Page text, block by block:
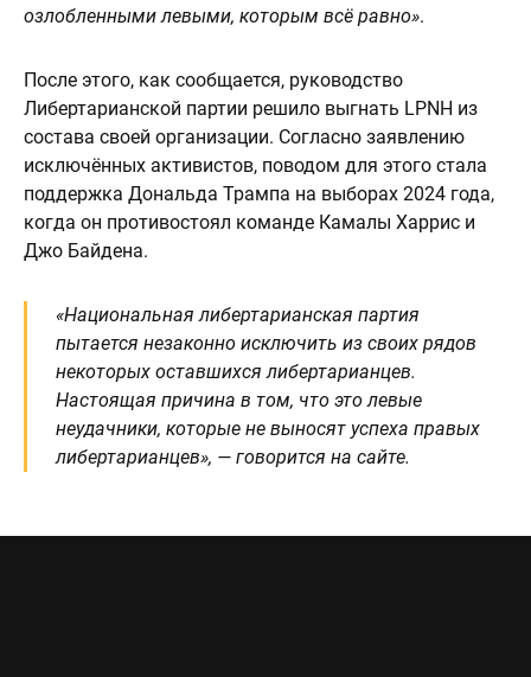
озлобленными левыми, которым всё равно».
После этого, как сообщается, руководство
Либертарианской партии решило выгнать LPNH из
состава своей организации. Согласно заявлению
исключённых активистов, поводом для этого стала
поддержка Дональда Трампа на выборах 2024 года,
когда он противостоял команде Камалы Харрис и
Джо Байдена.
«Национальная либертарианская партия
пытается незаконно исключить из своих рядов
некоторых оставшихся либертарианцев.
Настоящая причина в том, что это левые
неудачники, которые не выносят успеха правых
либертарианцев», — говорится на сайте.